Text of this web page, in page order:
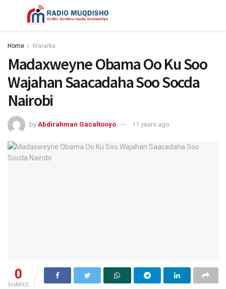
Home Wararka
Madaxweyne Obama Oo Ku Soo
Wajahan Saacadaha Soo Socda
Nairobi
by Abdirahman Gacaltooyo 11 years ago
0
SHARES